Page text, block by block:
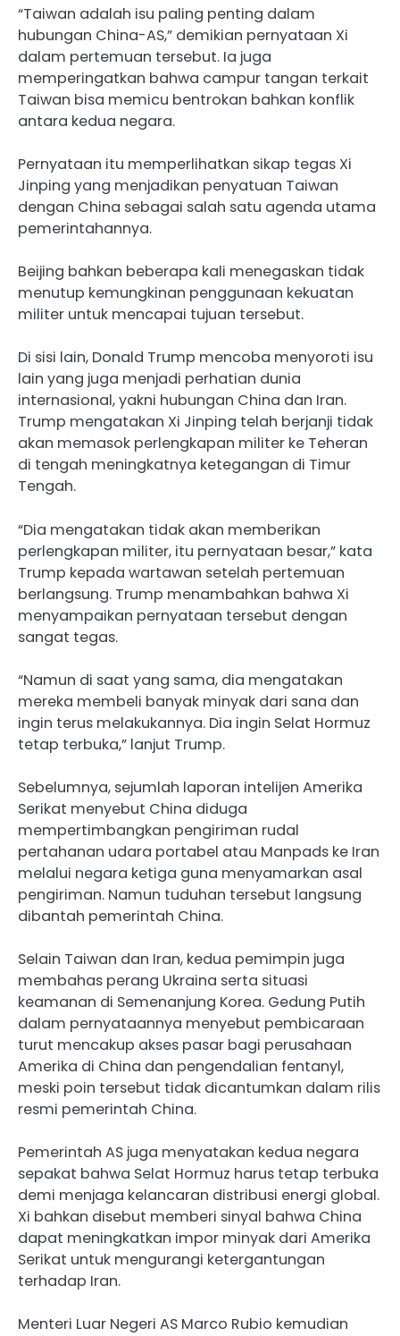
“Taiwan adalah isu paling penting dalam
hubungan China-AS,” demikian pernyataan Xi
dalam pertemuan tersebut. Ia juga
memperingatkan bahwa campur tangan terkait
Taiwan bisa memicu bentrokan bahkan konflik
antara kedua negara.
Pernyataan itu memperlihatkan sikap tegas Xi
Jinping yang menjadikan penyatuan Taiwan
dengan China sebagai salah satu agenda utama
pemerintahannya.
Beijing bahkan beberapa kali menegaskan tidak
menutup kemungkinan penggunaan kekuatan
militer untuk mencapai tujuan tersebut.
Di sisi lain, Donald Trump mencoba menyoroti isu
lain yang juga menjadi perhatian dunia
internasional, yakni hubungan China dan Iran.
Trump mengatakan Xi Jinping telah berjanji tidak
akan memasok perlengkapan militer ke Teheran
di tengah meningkatnya ketegangan di Timur
Tengah.
“Dia mengatakan tidak akan memberikan
perlengkapan militer, itu pernyataan besar,” kata
Trump kepada wartawan setelah pertemuan
berlangsung. Trump menambahkan bahwa Xi
menyampaikan pernyataan tersebut dengan
sangat tegas.
“Namun di saat yang sama, dia mengatakan
mereka membeli banyak minyak dari sana dan
ingin terus melakukannya. Dia ingin Selat Hormuz
tetap terbuka,” lanjut Trump.
Sebelumnya, sejumlah laporan intelijen Amerika
Serikat menyebut China diduga
mempertimbangkan pengiriman rudal
pertahanan udara portabel atau Manpads ke Iran
melalui negara ketiga guna menyamarkan asal
pengiriman. Namun tuduhan tersebut langsung
dibantah pemerintah China.
Selain Taiwan dan Iran, kedua pemimpin juga
membahas perang Ukraina serta situasi
keamanan di Semenanjung Korea. Gedung Putih
dalam pernyataannya menyebut pembicaraan
turut mencakup akses pasar bagi perusahaan
Amerika di China dan pengendalian fentanyl,
meski poin tersebut tidak dicantumkan dalam rilis
resmi pemerintah China.
Pemerintah AS juga menyatakan kedua negara
sepakat bahwa Selat Hormuz harus tetap terbuka
demi menjaga kelancaran distribusi energi global.
Xi bahkan disebut memberi sinyal bahwa China
dapat meningkatkan impor minyak dari Amerika
Serikat untuk mengurangi ketergantungan
terhadap Iran.
Menteri Luar Negeri AS Marco Rubio kemudian